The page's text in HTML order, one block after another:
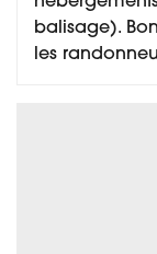
balisage).
les